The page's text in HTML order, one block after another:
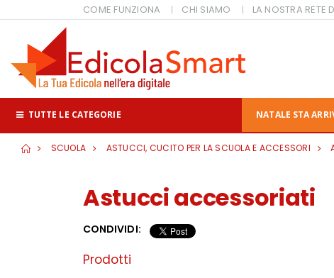
COME FUNZIONA CHI SIAMO LA NOSTRA RETE
TUTTE LE CATEGORIE NATALE STA
SCUOLA ASTUCCI, CUCITO PER LA SCUOLA E ACCESSORI
Astucci accessoriati
CONDIVIDI:
Prodotti